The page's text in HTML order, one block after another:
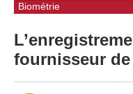
Biométrie
fournisseur